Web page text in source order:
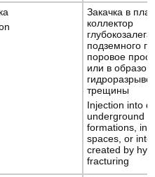
Закачка в
коллектор
подземного
поровое
или в
трещины
Injection into
underground
formations,
spaces, or
created by
fracturing